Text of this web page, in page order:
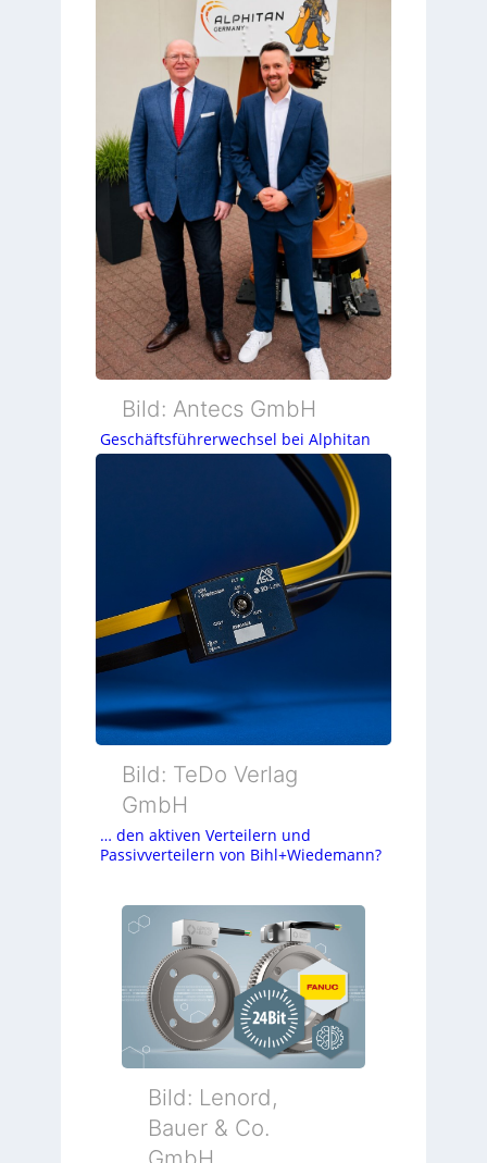
Bild: Antecs GmbH
Geschäftsführerwechsel bei Alphitan
Bild: TeDo Verlag
GmbH
… den aktiven Verteilern und
Passivverteilern von Bihl+Wiedemann?
Bild: Lenord,
Bauer & Co.